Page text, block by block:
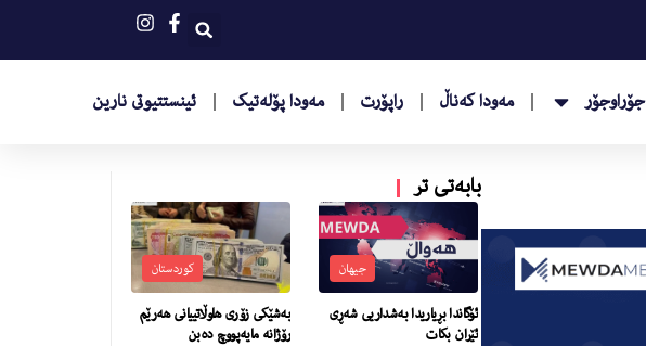
جۆراوجۆر مەودا کەناڵ راپۆرت مەودا پۆلەتیک ئینستتیوتى نارین
بابەتی تر
جیهان
ئۆگاندا بڕیاریدا به‌شداریی شه‌ڕى
ئێران بكات
کوردستان
بەشێكی زۆری هاوڵاتییانی هەرێم
رۆژانە مایەپووچ دەبن